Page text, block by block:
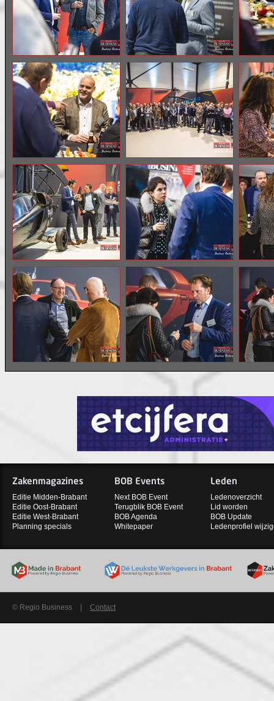
Zakenmagazines
Editie Midden-Brabant
Editie Oost-Brabant
Editie West-Brabant
Planning specials
BOB Events
Next BOB Event
Terugblik BOB Event
BOB Agenda
Whitepaper
Leden
Ledenoverzicht
Lid worden
BOB Update
Ledenprofiel
© Regio Business Contact